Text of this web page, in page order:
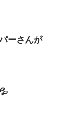
ーさんが